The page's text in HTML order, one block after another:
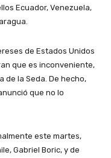
Ecuador, Venezuela,
de Estados Unidos
que es inconveniente,
de la Seda. De hecho,
que no lo
este martes,
Gabriel Boric, y de